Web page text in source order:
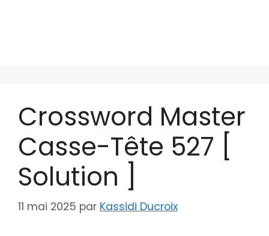
Crossword Master
Casse-Tête 527 [
Solution ]
11 mai 2025 par Kassidi Ducroix